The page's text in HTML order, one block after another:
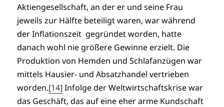
Aktiengesellschaft, an der er und seine Frau
jeweils zur Hälfte beteiligt waren, war während
der Inflationszeit gegründet worden, hatte
danach wohl nie größere Gewinne erzielt. Die
Produktion von Hemden und Schlafanzügen war
mittels Hausier- und Absatzhandel vertrieben
worden.[14] Infolge der Weltwirtschaftskrise war
das Geschäft, das auf eine eher arme Kundschaft